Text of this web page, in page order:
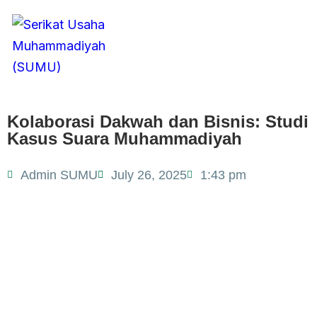
Toggle
Kolaborasi Dakwah dan Bisnis: Studi
Kasus Suara Muhammadiyah
Admin SUMU July 26, 2025 1:43 pm